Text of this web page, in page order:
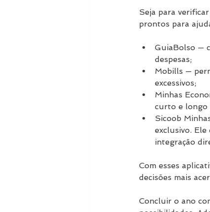
Seja para
prontos para
GuiaBolso —
despesas;
Mobills —
excessivos;
Minhas
curto e longo
Sicoob
exclusivo.
integração
Com esses
decisões mais
Concluir o ano